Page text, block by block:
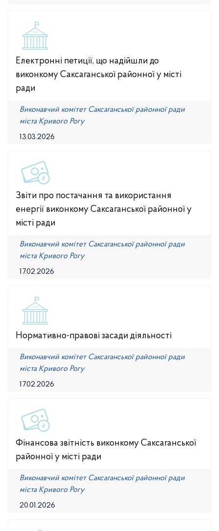
Електронні петиції, що надійшли до
виконкому Саксаганської районної у місті
ради
13.03.2026
Виконавчий комітет Саксаганської районної ради
міста Кривого Рогу
Звіти про постачання та використання
енергії виконкому Саксаганської районної у
місті ради
17.02.2026
Виконавчий комітет Саксаганської районної ради
міста Кривого Рогу
Нормативно-правові засади діяльності
17.02.2026
Виконавчий комітет Саксаганської районної ради
міста Кривого Рогу
Фінансова звітність виконкому Саксаганської
районної у місті ради
20.01.2026
Виконавчий комітет Саксаганської районної ради
міста Кривого Рогу